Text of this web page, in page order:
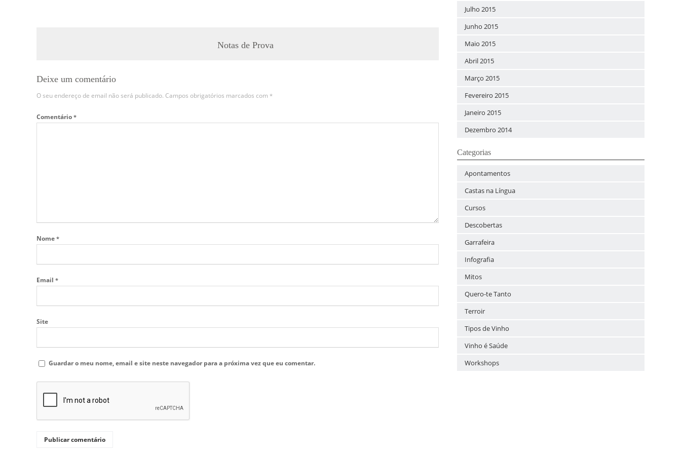
Notas de Prova
Deixe um comentário
O seu endereço de email não será publicado. Campos obrigatórios marcados com *
Comentário *
Nome *
Email *
Site
Guardar o meu nome, email e site neste navegador para a próxima vez que eu comentar.
Julho 2015
Junho 2015
Maio 2015
Abril 2015
Março 2015
Fevereiro 2015
Janeiro 2015
Dezembro 2014
Categorias
Apontamentos
Castas na Língua
Cursos
Descobertas
Garrafeira
Infografia
Mitos
Quero-te Tanto
Terroir
Tipos de Vinho
Vinho é Saúde
Workshops